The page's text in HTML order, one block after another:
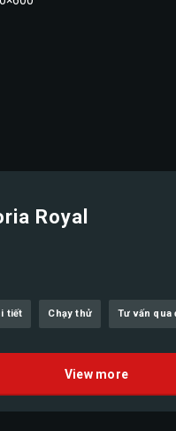
Royal
tiết Chạy thử Tư vấn qua
View more